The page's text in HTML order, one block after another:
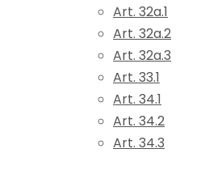
Art. 32a.1
Art. 32a.2
Art. 32a.3
Art. 33.1
Art. 34.1
Art. 34.2
Art. 34.3